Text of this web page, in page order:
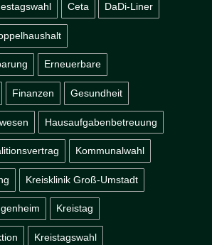
Ceta DaDi-Liner
Erneuerbare
Finanzen Gesundheit
Hausaufgabenbetreuung
Kommunalwahl
Kreisklinik Groß-Umstadt
Kreistag
Kreistagswahl